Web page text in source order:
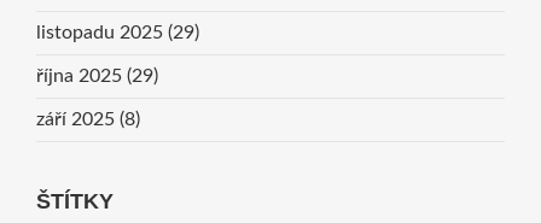
listopadu 2025 (29)
října 2025 (29)
září 2025 (8)
ŠTÍTKY